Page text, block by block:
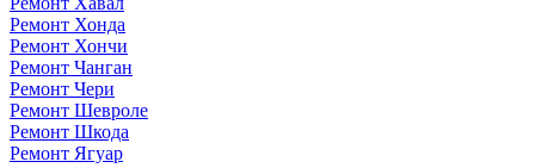
Ремонт Хонда
Ремонт Хончи
Ремонт Чанган
Ремонт Чери
Ремонт Шевроле
Ремонт Шкода
Ремонт Ягуар